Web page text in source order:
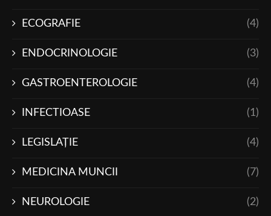
ECOGRAFIE (4)
ENDOCRINOLOGIE (3)
GASTROENTEROLOGIE (4)
INFECTIOASE (1)
LEGISLAŢIE (4)
MEDICINA MUNCII (7)
NEUROLOGIE (2)